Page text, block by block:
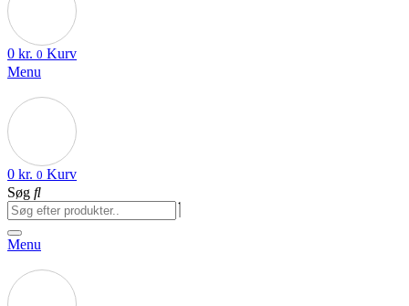
0 kr. 0 Kurv
Menu
0 kr. 0 Kurv
Søg
Menu